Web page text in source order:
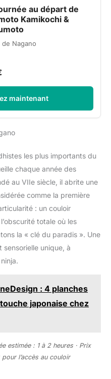
au départ de
Kamikochi &
Nagano
maintenant
les plus importants du
chaque année des
au VIIe siècle, il abrite une
comme la première
: un couloir
totale où les
la « clé du paradis ». Une
unique, à
: 4 planches
japonaise chez
estimée : 1 à 2 heures · Prix
l’accès au couloir